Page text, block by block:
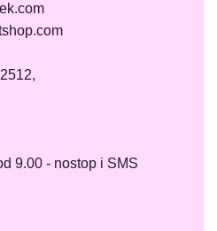
9.00 - nostop i SMS